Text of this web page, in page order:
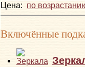
Цена: по
Включённые